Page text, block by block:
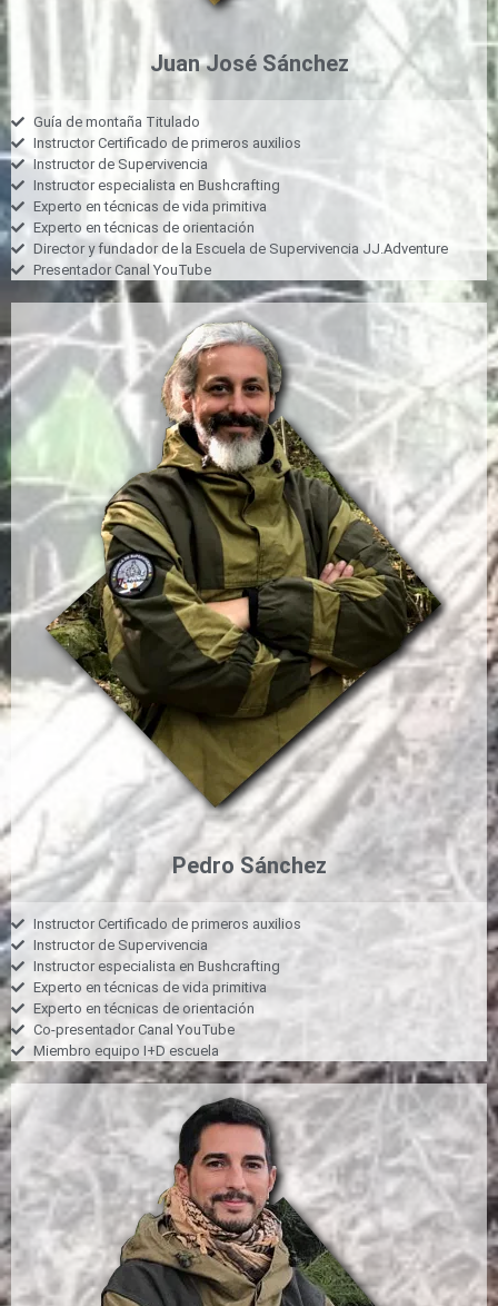
Juan José Sánchez
Guía de montaña Titulado
Instructor Certificado de primeros auxilios
Instructor de Supervivencia
Instructor especialista en Bushcrafting
Experto en técnicas de vida primitiva
Experto en técnicas de orientación
Director y fundador de la Escuela de Supervivencia JJ.Adventure
Presentador Canal YouTube
Pedro Sánchez
Instructor Certificado de primeros auxilios
Instructor de Supervivencia
Instructor especialista en Bushcrafting
Experto en técnicas de vida primitiva
Experto en técnicas de orientación
Co-presentador Canal YouTube
Miembro equipo I+D escuela